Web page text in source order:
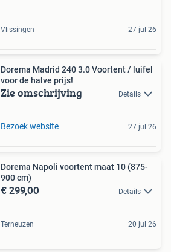
Vlissingen 27 jul 26
Dorema Madrid 240 3.0 Voortent / luifel
voor de halve prijs!
Zie omschrijving Details
Bezoek website 27 jul 26
Dorema Napoli voortent maat 10 (875-
900 cm)
€ 299,00 Details
Terneuzen 20 jul 26